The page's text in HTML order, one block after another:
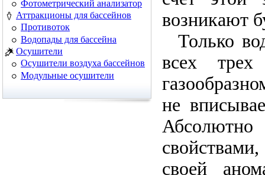
Фотометрический анализатор
Аттракционы для бассейнов
Противоток
Водопады для бассейна
Осушители
Осушители воздуха бассейнов
Модульные осушители
возникают
Только
всех
не
своей